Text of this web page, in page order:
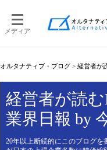
メディア
オルタナティブ・ブログ > 経営者が
経営者が読
業界日報 by
20年以上断続的にこのブログ